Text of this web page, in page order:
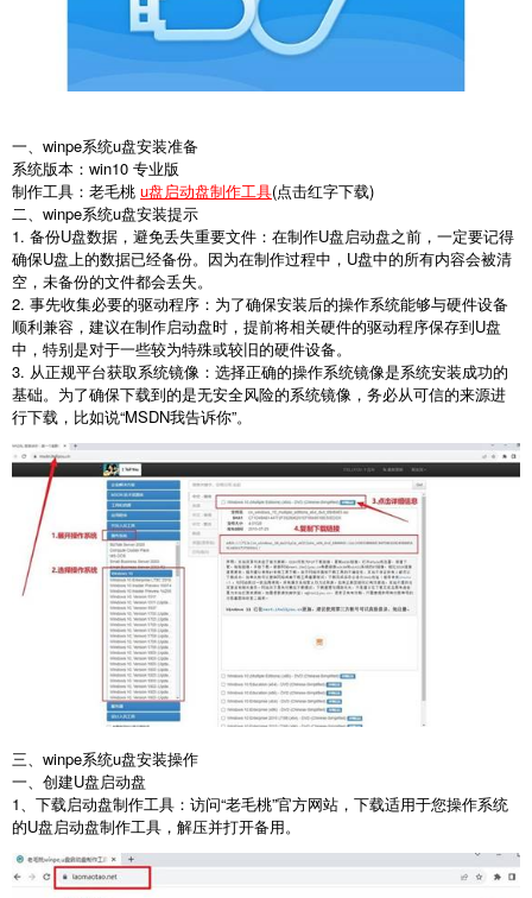
一、winpe系统u盘安装准备
系统版本：win10 专业版
制作工具：老毛桃 u盘启动盘制作工具(点击红字下载)
二、winpe系统u盘安装提示
1. 备份U盘数据，避免丢失重要文件：在制作U盘启动盘之前，一定要记得
确保U盘上的数据已经备份。因为在制作过程中，U盘中的所有内容会被清
空，未备份的文件都会丢失。
2. 事先收集必要的驱动程序：为了确保安装后的操作系统能够与硬件设备
顺利兼容，建议在制作启动盘时，提前将相关硬件的驱动程序保存到U盘
中，特别是对于一些较为特殊或较旧的硬件设备。
3. 从正规平台获取系统镜像：选择正确的操作系统镜像是系统安装成功的
基础。为了确保下载到的是无安全风险的系统镜像，务必从可信的来源进
行下载，比如说“MSDN我告诉你”。
三、winpe系统u盘安装操作
一、创建U盘启动盘
1、下载启动盘制作工具：访问“老毛桃”官方网站，下载适用于您操作系统
的U盘启动盘制作工具，解压并打开备用。